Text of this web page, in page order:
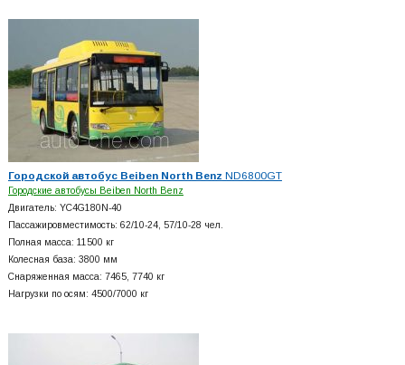
Городской автобус Beiben North Benz ND6800GT
Городские автобусы Beiben North Benz
Двигатель: YC4G180N-40
Пассажировместимость: 62/10-24, 57/10-28 чел.
Полная масса: 11500 кг
Колесная база: 3800 мм
Снаряженная масса: 7465, 7740 кг
Нагрузки по осям: 4500/7000 кг